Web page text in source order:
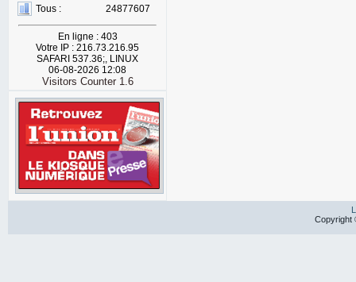
Tous :
24877607
En ligne : 403
Votre IP : 216.73.216.95
SAFARI 537.36;, LINUX
06-08-2026 12:08
Visitors Counter 1.6
Copyright